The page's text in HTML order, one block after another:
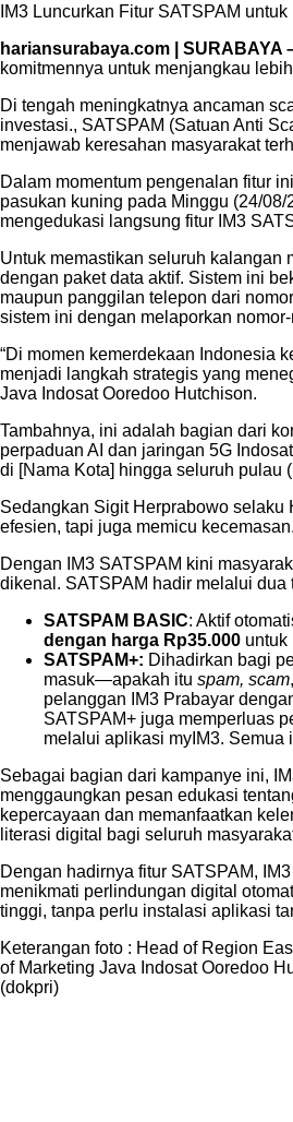
IM3 Luncurkan Fitur SATSPAM
hariansurabaya.com | SURABAYA
komitmennya untuk menjangkau
Di tengah meningkatnya ancaman
investasi., SATSPAM (Satuan Anti
menjawab keresahan masyarakat
Dalam momentum pengenalan fitur
pasukan kuning pada Minggu (24/
mengedukasi langsung fitur IM3
Untuk memastikan seluruh kalangan
dengan paket data aktif. Sistem ini
maupun panggilan telepon dari
sistem ini dengan melaporkan
“Di momen kemerdekaan Indonesia
menjadi langkah strategis yang
Java Indosat Ooredoo Hutchison.
Tambahnya, ini adalah bagian dari
perpaduan AI dan jaringan 5G
di [Nama Kota] hingga seluruh pulau
Sedangkan Sigit Herprabowo selaku
efesien, tapi juga memicu
Dengan IM3 SATSPAM kini
dikenal. SATSPAM hadir melalui dua
SATSPAM BASIC: Aktif
dengan harga Rp35.000 untuk
SATSPAM+: Dihadirkan bagi
masuk—apakah itu spam, scam
pelanggan IM3 Prabayar
SATSPAM+ juga memperluas
melalui aplikasi myIM3. Semua
Sebagai bagian dari kampanye ini,
menggaungkan pesan edukasi
kepercayaan dan memanfaatkan
literasi digital bagi seluruh
Dengan hadirnya fitur SATSPAM,
menikmati perlindungan digital
tinggi, tanpa perlu instalasi aplikasi
Keterangan foto : Head of Region
of Marketing Java Indosat Ooredoo
(dokpri)